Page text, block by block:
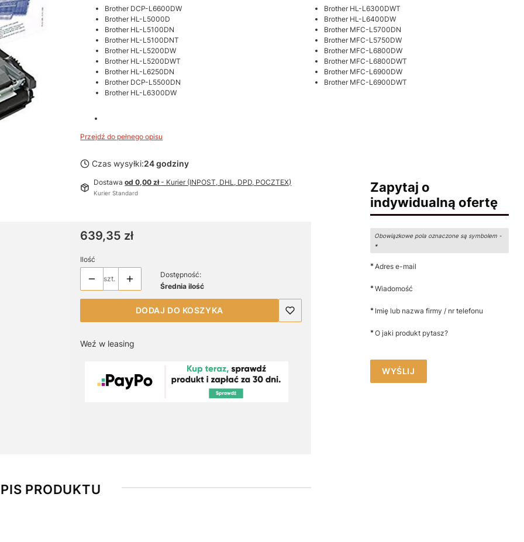
Brother DCP-L6600DW
Brother HL-L5000D
Brother HL-L5100DN
Brother HL-L5100DNT
Brother HL-L5200DW
Brother HL-L5200DWT
Brother HL-L6250DN
Brother DCP-L5500DN
Brother HL-L6300DW
Brother HL-L6300DWT
Brother HL-L6400DW
Brother MFC-L5700DN
Brother MFC-L5750DW
Brother MFC-L6800DW
Brother MFC-L6800DWT
Brother MFC-L6900DW
Brother MFC-L6900DWT
Przejdź do pełnego opisu
Czas wysyłki:24 godziny
Dostawaod 0,00 zł- Kurier (INPOST, DHL, DPD, POCZTEX)
Kurier Standard
Cena
639,35 zł
Ilość
szt.
Dostępność:
Średnia ilość
DODAJ DO KOSZYKA
Weź w leasing
PRODUKTU
Zapytaj o
indywidualną ofertę
Obowiązkowe pola oznaczone są symbolem -
*
*Adres e-mail
*Wiadomość
* Imię lub nazwa firmy / nr telefonu
*O jaki produkt pytasz?
WYŚLIJ